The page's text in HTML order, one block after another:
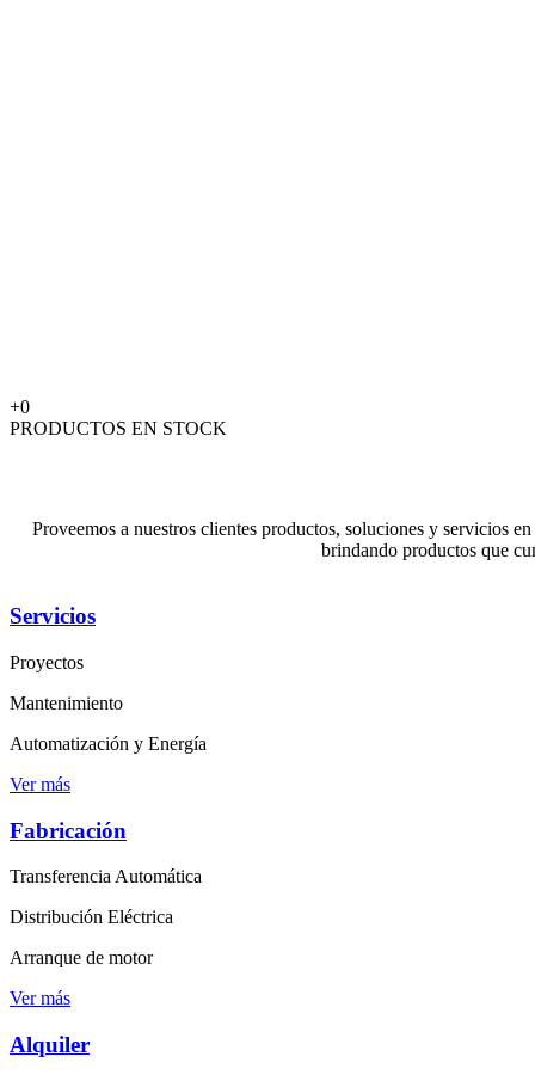
+0
PRODUCTOS EN STOCK
Proveemos a nuestros clientes productos, soluciones y servicios
brindando productos que
Servicios
Proyectos
Mantenimiento
Automatización y Energía
Ver más
Fabricación
Transferencia Automática
Distribución Eléctrica
Arranque de motor
Ver más
Alquiler